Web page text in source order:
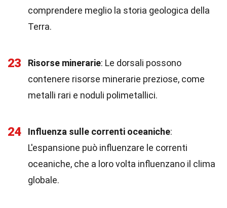
comprendere meglio la storia geologica della
Terra.
23 Risorse minerarie: Le dorsali possono
contenere risorse minerarie preziose, come
metalli rari e noduli polimetallici.
24 Influenza sulle correnti oceaniche:
L'espansione può influenzare le correnti
oceaniche, che a loro volta influenzano il clima
globale.